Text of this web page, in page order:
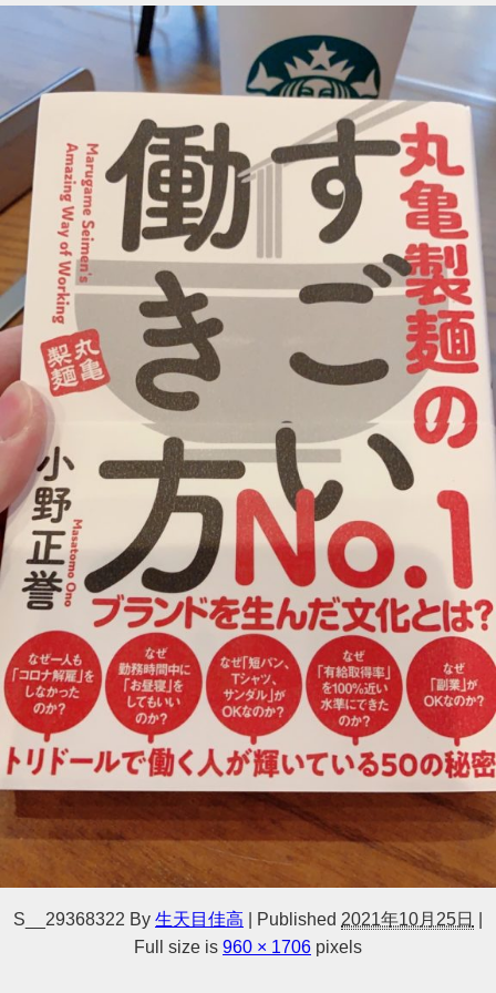
S__29368322 By 生天目佳高 Published 2021年10月25日
Full size is 960 × 1706 pixels